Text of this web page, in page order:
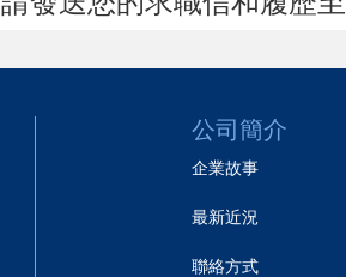
公司簡介
企業故事
最新近況
聯絡方式